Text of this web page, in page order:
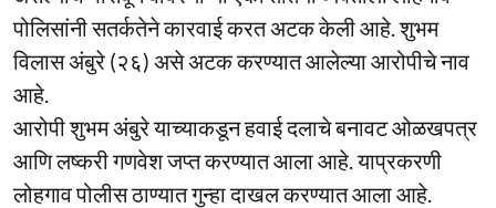
पोलिसांनी सतर्कतेने कारवाई करत अटक केली आहे. शुभम
विलास अंबुरे (२६) असे अटक करण्यात आलेल्या आरोपीचे नाव
आहे.
आरोपी शुभम अंबुरे याच्याकडून हवाई दलाचे बनावट ओळखपत्र
आणि लष्करी गणवेश जप्त करण्यात आला आहे. याप्रकरणी
लोहगाव पोलीस ठाण्यात गुन्हा दाखल करण्यात आला आहे.